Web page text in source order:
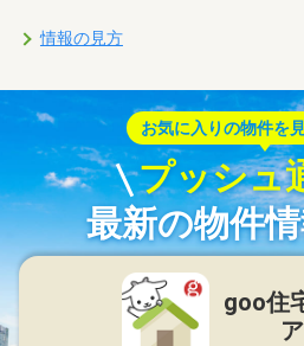
情報の見方
お気に入りの物件を
プッシュ
最新の物件
goo住